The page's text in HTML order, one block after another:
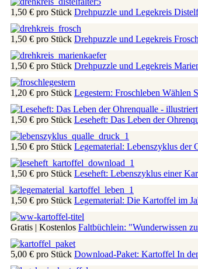
1,50 € pro Stück Drehpuzzle und Legekreis
1,50 € pro Stück Drehpuzzle und Legekreis
1,50 € pro Stück Drehpuzzle und Legekreis
1,20 € pro Stück Legestern: Froschleben Wählen
1,50 € pro Stück Leseheft: Das Leben der
1,50 € pro Stück Legematerial: Lebenszyklus der
1,50 € pro Stück Leseheft: Lebenszyklus einer
1,50 € pro Stück Legematerial: Die Kartoffel im
Gratis | Kostenlos Faltbüchlein: "Wunderwissen
5,00 € pro Stück Download-Paket: Kartoffel In